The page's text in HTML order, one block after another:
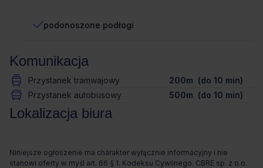
podonoszone podłogi
Komunikacja
Przystanek tramwajowy
200m (do 10 min)
Przystanek autobusowy
500m (do 10 min)
Lokalizacja biura
Niniejsze ogłoszenie ma charakter wyłącznie informacyjny i nie
stanowi oferty w myśl art. 66 § 1. Kodeksu Cywilnego. CBRE sp. z o.o.